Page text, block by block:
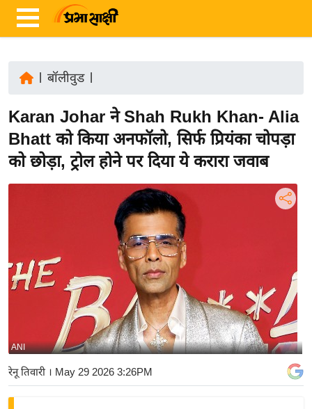
ज़ा
ख
र
त
र्रा
बि
ज़
ने
बॉलीवुड|
Karan Johar ने Shah Rukh Khan- Alia
Bhatt को किया अनफॉलो, सिर्फ प्रियंका चोपड़ा
को छोड़ा, ट्रोल होने पर दिया ये करारा जवाब
ANI
रेनू तिवारी । May 29 2026 3:26PM